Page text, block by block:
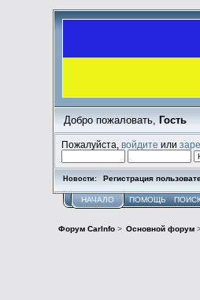
Добро пожаловать, Гость
Пожалуйста,войдите или
Новости: Регистрация
НАЧАЛО ПОМОЩЬ
Форум CarInfo> Основной форум